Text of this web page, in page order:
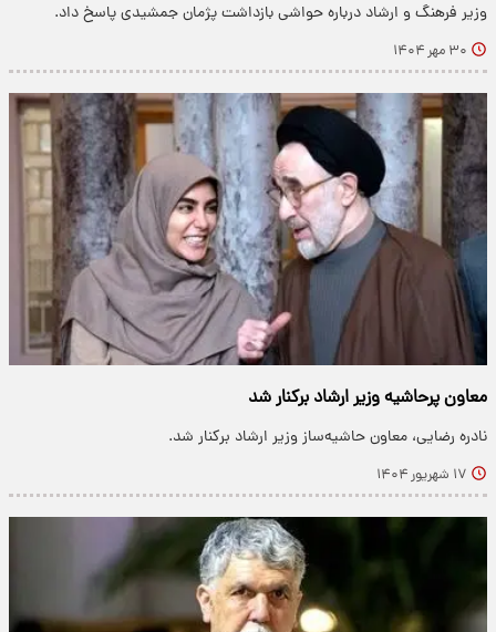
وزیر فرهنگ و ارشاد درباره حواشی بازداشت پژمان جمشیدی پاسخ داد.
۳۰ مهر ۱۴۰۴
معاون پرحاشیه وزیر ارشاد برکنار شد
نادره رضایی، معاون حاشیه‌ساز وزیر ارشاد برکنار شد.
۱۷ شهریور ۱۴۰۴